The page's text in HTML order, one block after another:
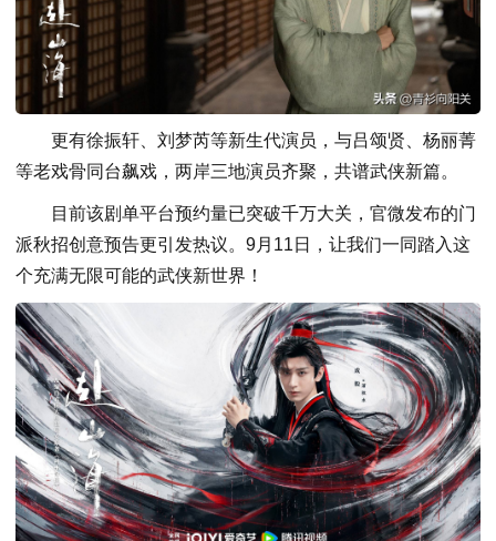
更有徐振轩、刘梦芮等新生代演员，与吕颂贤、杨丽菁
等老戏骨同台飙戏，两岸三地演员齐聚，共谱武侠新篇。
目前该剧单平台预约量已突破千万大关，官微发布的门
派秋招创意预告更引发热议。9月11日，让我们一同踏入这
个充满无限可能的武侠新世界！